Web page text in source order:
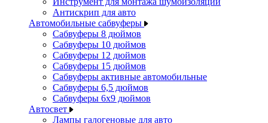
Антискрип для авто
Автомобильные сабвуферы
Сабвуферы 8 дюймов
Сабвуферы 10 дюймов
Сабвуферы 12 дюймов
Сабвуферы 15 дюймов
Сабвуферы активные автомобильные
Сабвуферы 6,5 дюймов
Сабвуферы 6x9 дюймов
Автосвет
Лампы галогеновые для авто